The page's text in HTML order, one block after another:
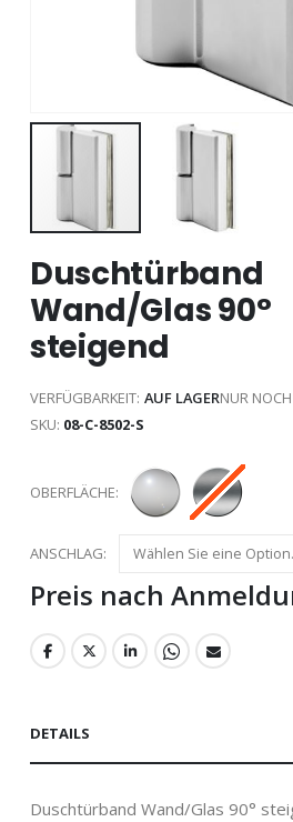
Anfang
der
Bildgalerie
springen
Duschtürband
Wand/Glas 90°
steigend
VERFÜGBARKEIT: AUF LAGERNUR NOCH
SKU 08-C-8502-S
OBERFLÄCHE
ANSCHLAG
Preis nach
DETAILS
Duschtürband Wand/Glas 90°